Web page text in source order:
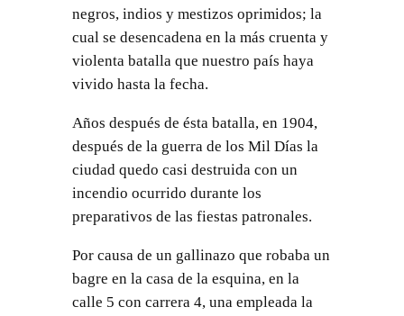
negros, indios y mestizos oprimidos; la
cual se desencadena en la más cruenta y
violenta batalla que nuestro país haya
vivido hasta la fecha.
Años después de ésta batalla, en 1904,
después de la guerra de los Mil Días la
ciudad quedo casi destruida con un
incendio ocurrido durante los
preparativos de las fiestas patronales.
Por causa de un gallinazo que robaba un
bagre en la casa de la esquina, en la
calle 5 con carrera 4, una empleada la